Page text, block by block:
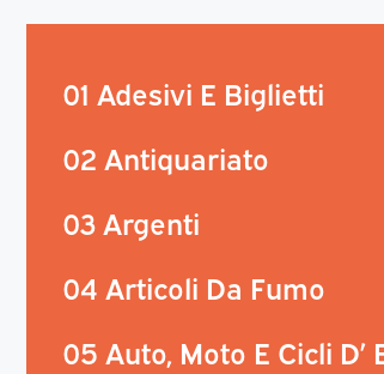
01 Adesivi E Biglietti
02 Antiquariato
03 Argenti
04 Articoli Da Fumo
05 Auto, Moto E Cicli D’